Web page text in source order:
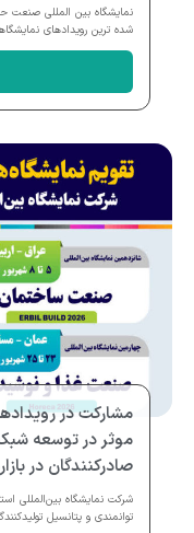
نمایشگاه بین المللی صنعت
شده ترین رویدادهای
مشارکت در
موثر در توسعه
صادرکنندگان در
شرکت نمایشگاه بین‌المللی
توانمندی و پتانسیل